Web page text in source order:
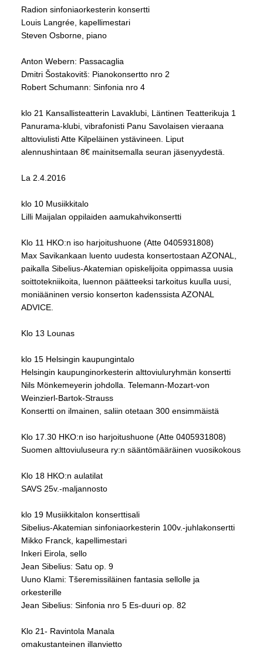
Radion sinfoniaorkesterin konsertti
Louis Langrée, kapellimestari
Steven Osborne, piano
Anton Webern: Passacaglia
Dmitri Šostakovitš: Pianokonsertto nro 2
Robert Schumann: Sinfonia nro 4
klo 21 Kansallisteatterin Lavaklubi, Läntinen Teatterikuja 1
Panurama-klubi, vibrafonisti Panu Savolaisen vieraana
alttoviulisti Atte Kilpeläinen ystävineen. Liput
alennushintaan 8€ mainitsemalla seuran jäsenyydestä.
La 2.4.2016
klo 10 Musiikkitalo
Lilli Maijalan oppilaiden aamukahvikonsertti
Klo 11 HKO:n iso harjoitushuone (Atte 0405931808)
Max Savikankaan luento uudesta konsertostaan AZONAL,
paikalla Sibelius-Akatemian opiskelijoita oppimassa uusia
soittotekniikoita, luennon päätteeksi tarkoitus kuulla uusi,
moniääninen versio konserton kadenssista AZONAL
ADVICE.
Klo 13 Lounas
klo 15 Helsingin kaupungintalo
Helsingin kaupunginorkesterin alttoviuluryhmän konsertti
Nils Mönkemeyerin johdolla. Telemann-Mozart-von
Weinzierl-Bartok-Strauss
Konsertti on ilmainen, saliin otetaan 300 ensimmäistä
Klo 17.30 HKO:n iso harjoitushuone (Atte 0405931808)
Suomen alttoviuluseura ry:n sääntömääräinen vuosikokous
Klo 18 HKO:n aulatilat
SAVS 25v.-maljannosto
klo 19 Musiikkitalon konserttisali
Sibelius-Akatemian sinfoniaorkesterin 100v.-juhlakonsertti
Mikko Franck, kapellimestari
Inkeri Eirola, sello
Jean Sibelius: Satu op. 9
Uuno Klami: Tšeremissiläinen fantasia sellolle ja
orkesterille
Jean Sibelius: Sinfonia nro 5 Es-duuri op. 82
Klo 21- Ravintola Manala
omakustanteinen illanvietto